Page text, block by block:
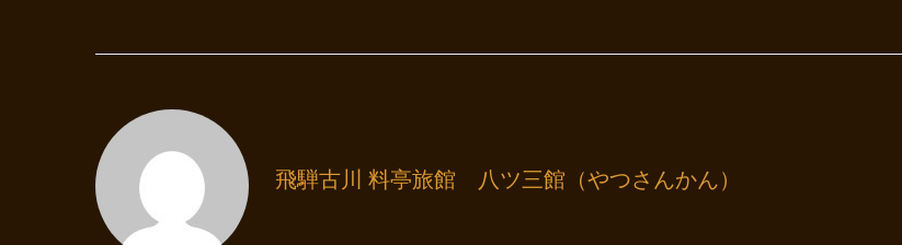
飛騨古川 料亭旅館 八ツ三館（やつさんかん）